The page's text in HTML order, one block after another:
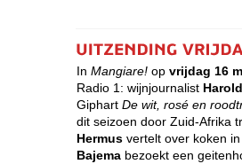
In Mangiare! op vrijdag 16
Radio 1: wijnjournalist
Giphart De wit, rosé en
dit seizoen door Zuid-Afrika
Hermus vertelt over koken
Bajema bezoekt een